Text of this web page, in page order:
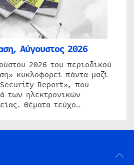
Αύγουστος 2026
2026 του περιοδικού
κυκλοφορεί πάντα μαζί
Report», που
των ηλεκτρονικών
Θέματα τεύχο…